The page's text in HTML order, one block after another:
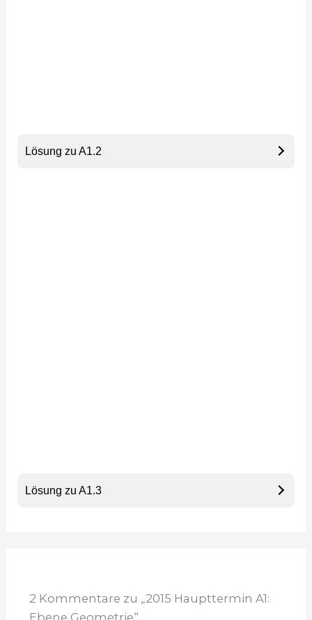
Lösung zu A1.2
Lösung zu A1.3
2 Kommentare zu „2015 Haupttermin A1:
Ebene Geometrie“